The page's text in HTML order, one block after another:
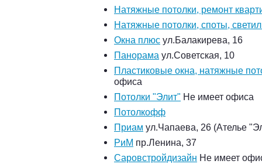
Натяжные потолки, ремонт
Натяжные потолки, споты,
Окна плюс ул.Балакирева, 16
Панорама ул.Советская, 10
Пластиковые окна, натяжные
офиса
Потолки "Элит" Не имеет офиса
Потолкофф
Приам ул.Чапаева, 26 (Ателье
РиМ пр.Ленина, 37
Саровстройдизайн Не имеет